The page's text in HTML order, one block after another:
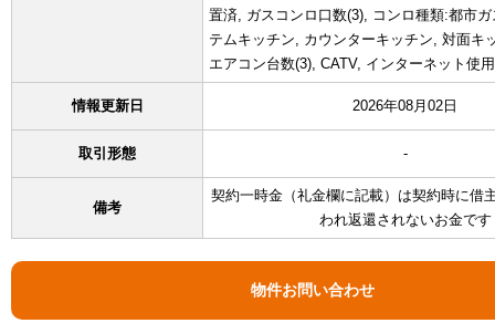
置済, ガスコンロ口数(3), コンロ種類:都市
テムキッチン, カウンターキッチン, 対面キ
エアコン台数(3), CATV, インターネット使
情報更新日 2026年08月02日
取引形態 -
備考
契約一時金（礼金欄に記載）は契約時に借
われ返還されないお金です
物件お問い合わせ